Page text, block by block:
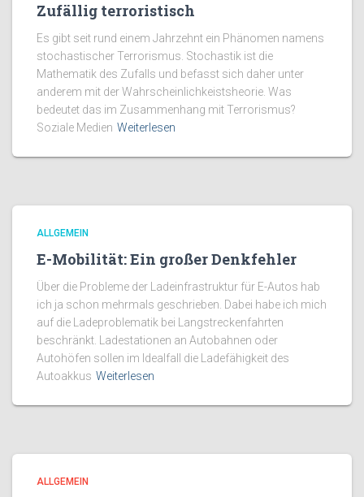
Zufällig terroristisch
Es gibt seit rund einem Jahrzehnt ein Phänomen namens
stochastischer Terrorismus. Stochastik ist die
Mathematik des Zufalls und befasst sich daher unter
anderem mit der Wahrscheinlichkeistsheorie. Was
bedeutet das im Zusammenhang mit Terrorismus?
Soziale Medien Weiterlesen
ALLGEMEIN
E-Mobilität: Ein großer Denkfehler
Über die Probleme der Ladeinfrastruktur für E-Autos hab
ich ja schon mehrmals geschrieben. Dabei habe ich mich
auf die Ladeproblematik bei Langstreckenfahrten
beschränkt. Ladestationen an Autobahnen oder
Autohöfen sollen im Idealfall die Ladefähigkeit des
Autoakkus Weiterlesen
ALLGEMEIN